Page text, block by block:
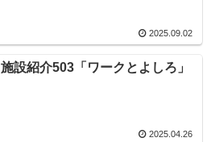
2025.09.02
施設紹介503「ワークとよしろ」
2025.04.26